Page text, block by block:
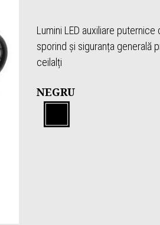
Lumini LED auxiliare
sporind și siguranța generală
ceilalți
NEGRU
Negru